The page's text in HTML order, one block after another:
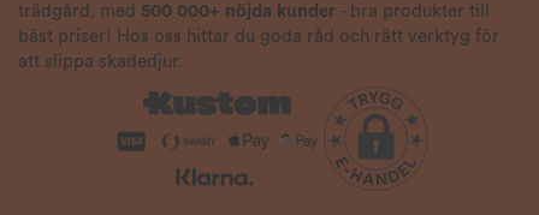
trädgård, med 500 000+ nöjda kunder - bra produkter till
bäst priser! Hos oss hittar du goda råd och rätt verktyg för
att slippa skadedjur.